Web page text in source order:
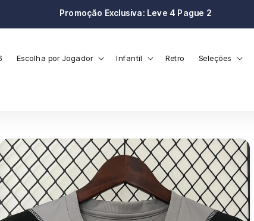
Frete Grátis nas compras a partir de R$129
Escolha por Jogador Infantil Retro Seleções